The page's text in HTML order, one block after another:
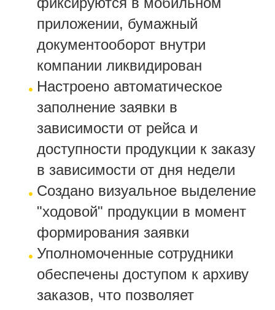
приложении, бумажный
документооборот внутри
компании ликвидирован
Настроено автоматическое
заполнение заявки в
зависимости от рейса и
доступности продукции к заказу
в зависимости от дня недели
Создано визуальное выделение
"ходовой" продукции в момент
формирования заявки
Уполномоченные сотрудники
обеспечены доступом к архиву
заказов, что позволяет